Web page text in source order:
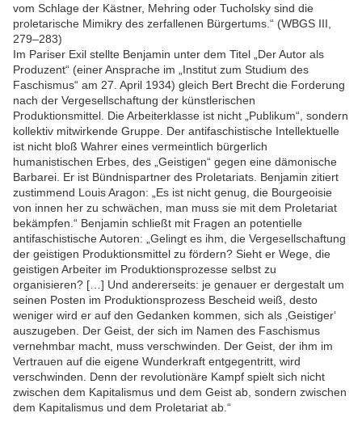
vom Schlage der Kästner, Mehring oder Tucholsky sind die
proletarische Mimikry des zerfallenen Bürgertums.“ (WBGS III,
279–283)
Im Pariser Exil stellte Benjamin unter dem Titel „Der Autor als
Produzent“ (einer Ansprache im „Institut zum Studium des
Faschismus“ am 27. April 1934) gleich Bert Brecht die Forderung
nach der Vergesellschaftung der künstlerischen
Produktionsmittel. Die Arbeiterklasse ist nicht „Publikum“, sondern
kollektiv mitwirkende Gruppe. Der antifaschistische Intellektuelle
ist nicht bloß Wahrer eines vermeintlich bürgerlich
humanistischen Erbes, des „Geistigen“ gegen eine dämonische
Barbarei. Er ist Bündnispartner des Proletariats. Benjamin zitiert
zustimmend Louis Aragon: „Es ist nicht genug, die Bourgeoisie
von innen her zu schwächen, man muss sie mit dem Proletariat
bekämpfen.“ Benjamin schließt mit Fragen an potentielle
antifaschistische Autoren: „Gelingt es ihm, die Vergesellschaftung
der geistigen Produktionsmittel zu fördern? Sieht er Wege, die
geistigen Arbeiter im Produktionsprozesse selbst zu
organisieren? […] Und andererseits: je genauer er dergestalt um
seinen Posten im Produktionsprozess Bescheid weiß, desto
weniger wird er auf den Gedanken kommen, sich als ‚Geistiger‘
auszugeben. Der Geist, der sich im Namen des Faschismus
vernehmbar macht, muss verschwinden. Der Geist, der ihm im
Vertrauen auf die eigene Wunderkraft entgegentritt, wird
verschwinden. Denn der revolutionäre Kampf spielt sich nicht
zwischen dem Kapitalismus und dem Geist ab, sondern zwischen
dem Kapitalismus und dem Proletariat ab.“